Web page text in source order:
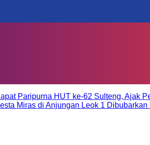
Paripurna HUT ke-62 Sulteng, Ajak
Miras di Anjungan Leok 1 Dibubarkan